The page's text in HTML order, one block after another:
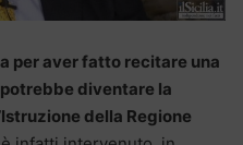
per aver fatto recitare una
diventare la
della Regione